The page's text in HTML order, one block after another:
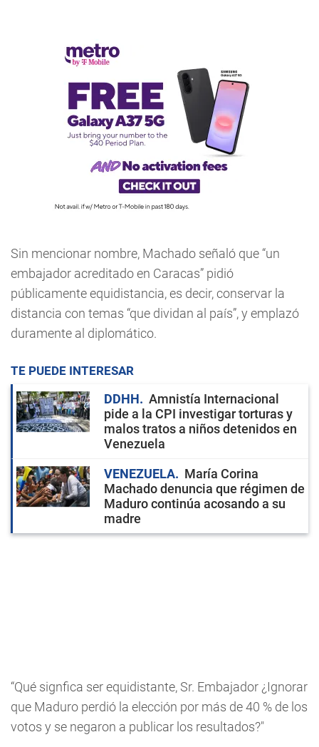
Sin mencionar nombre, Machado señaló que “un
embajador acreditado en Caracas” pidió
públicamente equidistancia, es decir, conservar la
distancia con temas “que dividan al país”, y emplazó
duramente al diplomático.
TE PUEDE INTERESAR
DDHH
Amnistía Internacional
pide a la CPI investigar torturas y
malos tratos a niños detenidos en
Venezuela
VENEZUELA
María Corina
Machado denuncia que régimen de
Maduro continúa acosando a su
madre
“Qué signfica ser equidistante, Sr. Embajador ¿Ignorar
que Maduro perdió la elección por más de 40 % de los
votos y se negaron a publicar los resultados?"